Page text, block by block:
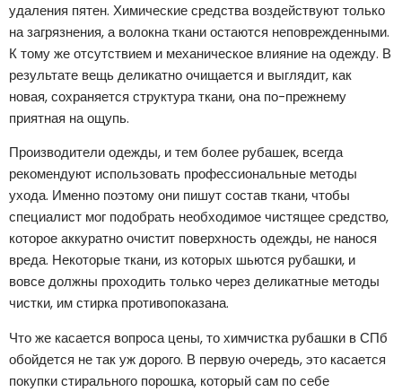
удаления пятен. Химические средства воздействуют только
на загрязнения, а волокна ткани остаются неповрежденными.
К тому же отсутствием и механическое влияние на одежду. В
результате вещь деликатно очищается и выглядит, как
новая, сохраняется структура ткани, она по-прежнему
приятная на ощупь.
Производители одежды, и тем более рубашек, всегда
рекомендуют использовать профессиональные методы
ухода. Именно поэтому они пишут состав ткани, чтобы
специалист мог подобрать необходимое чистящее средство,
которое аккуратно очистит поверхность одежды, не нанося
вреда. Некоторые ткани, из которых шьются рубашки, и
вовсе должны проходить только через деликатные методы
чистки, им стирка противопоказана.
Что же касается вопроса цены, то химчистка рубашки в СПб
обойдется не так уж дорого. В первую очередь, это касается
покупки стирального порошка, который сам по себе